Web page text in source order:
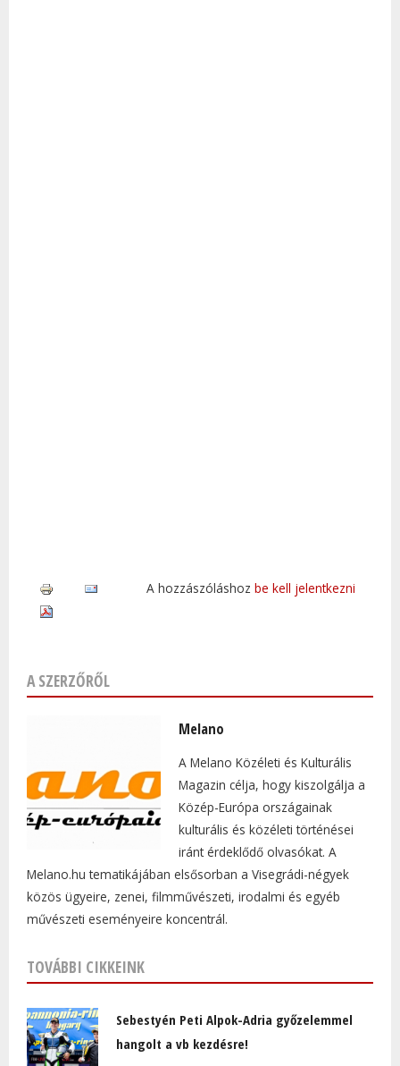
A hozzászóláshoz be kell jelentkezni
A SZERZŐRŐL
Melano
A Melano Közéleti és Kulturális
Magazin célja, hogy kiszolgálja a
Közép-Európa országainak
kulturális és közéleti történései
iránt érdeklődő olvasókat. A
Melano.hu tematikájában elsősorban a Visegrádi-négyek
közös ügyeire, zenei, filmművészeti, irodalmi és egyéb
művészeti eseményeire koncentrál.
TOVÁBBI CIKKEINK
Sebestyén Peti Alpok-Adria győzelemmel
hangolt a vb kezdésre!